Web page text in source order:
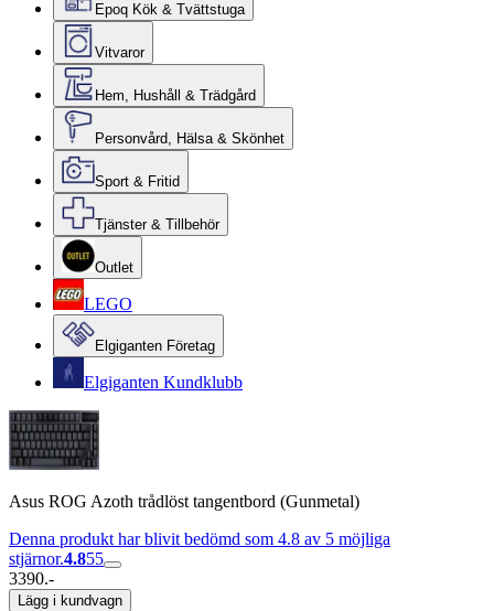
Epoq Kök & Tvättstuga
Vitvaror
Hem, Hushåll & Trädgård
Personvård, Hälsa & Skönhet
Sport & Fritid
Tjänster & Tillbehör
Outlet
LEGO
Elgiganten Företag
Elgiganten Kundklubb
Asus ROG Azoth trådlöst tangentbord (Gunmetal)
Denna produkt har blivit bedömd som 4.8 av 5 möjliga
stjärnor.4.855
3390.-
Lägg i kundvagn